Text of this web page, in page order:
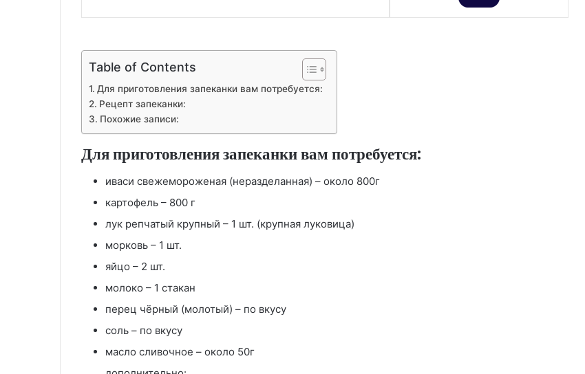
Table of Contents
Для приготовления запеканки вам потребуется:
Рецепт запеканки:
Похожие записи:
Для приготовления запеканки вам потребуется:
иваси свежемороженая (неразделанная) – около 800г
картофель – 800 г
лук репчатый крупный – 1 шт. (крупная луковица)
морковь – 1 шт.
яйцо – 2 шт.
молоко – 1 стакан
перец чёрный (молотый) – по вкусу
соль – по вкусу
масло сливочное – около 50г